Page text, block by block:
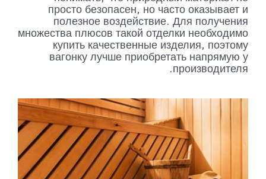
просто безопасен, но часто оказывает и
полезное воздействие. Для получения
множества плюсов такой отделки необходимо
купить качественные изделия, поэтому
вагонку лучше приобретать напрямую у
производителя.